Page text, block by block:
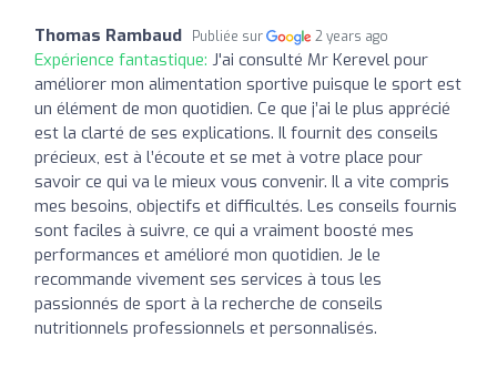
Thomas Rambaud Publiée sur 2 years ago
Expérience fantastique: J'ai consulté Mr Kerevel pour
améliorer mon alimentation sportive puisque le sport est
un élément de mon quotidien. Ce que j’ai le plus apprécié
est la clarté de ses explications. Il fournit des conseils
précieux, est à l’écoute et se met à votre place pour
savoir ce qui va le mieux vous convenir. Il a vite compris
mes besoins, objectifs et difficultés. Les conseils fournis
sont faciles à suivre, ce qui a vraiment boosté mes
performances et amélioré mon quotidien. Je le
recommande vivement ses services à tous les
passionnés de sport à la recherche de conseils
nutritionnels professionnels et personnalisés.